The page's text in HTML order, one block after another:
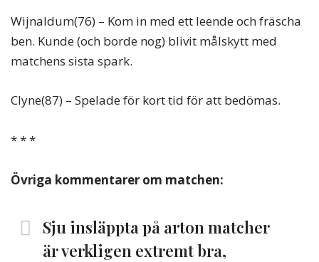
Wijnaldum(76) – Kom in med ett leende och fräscha
ben. Kunde (och borde nog) blivit målskytt med
matchens sista spark.
Clyne(87) – Spelade för kort tid för att bedömas.
* * *
Övriga kommentarer om matchen:
Sju insläppta på arton matcher
är verkligen extremt bra,